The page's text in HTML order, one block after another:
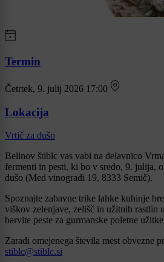
Termin
Četrtek, 9. julij 2026 17:00
Lokacija
Vrtič za dušo
Belinov štiblc vas vabi na delavnico
fermenti in pesti, ki bo v sredo, 9. julija,
dušo (Med vinogradi 19, 8333 Semič).
Spoznajte zabavne trike lahke kuhinje
viškov zelenjave, zelišč in užitnih rastlin
barvite peste za gurmanske poletne
Zaradi omejenega števila mest obvezne
stiblc@stiblc.si